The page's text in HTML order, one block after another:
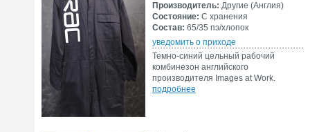
Производитель: Другие (Англия)
Состояние: С хранения
Состав: 65/35 пэ/хлопок
уведомить о приходе
Темно-синий цельный рабочий
комбинезон английского
производителя Images at Work.
подробнее